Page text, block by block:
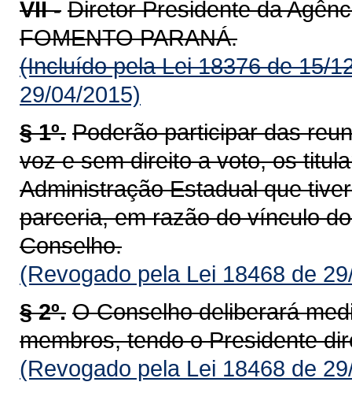
VII - Diretor Presidente da
FOMENTO PARANÁ.
(Incluído pela Lei 18376 de 15/
29/04/2015)
§ 1º. Poderão participar das
voz e sem direito a voto, os
Administração Estadual que
parceria, em razão do vínculo
Conselho.
(Revogado pela Lei 18468 de
§ 2º. O Conselho deliberará
membros, tendo o Presidente
(Revogado pela Lei 18468 de